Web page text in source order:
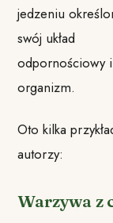
jedzeniu
swój układ
odpornościowy
organizm.
Oto kilka
autorzy:
Warzywa z